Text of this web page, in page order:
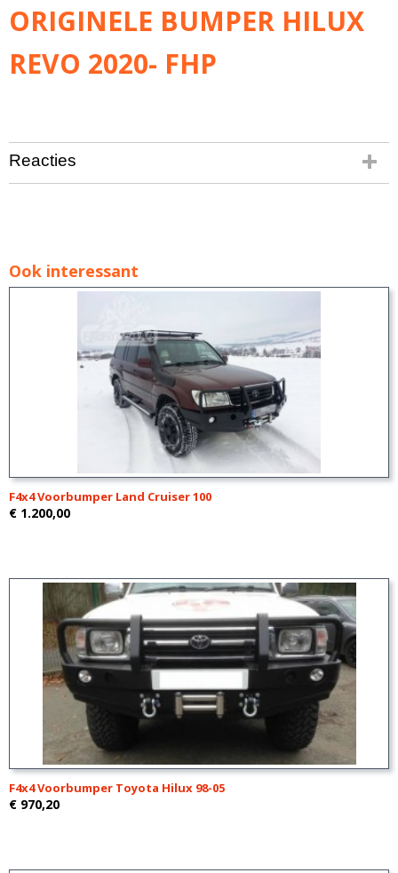
ORIGINELE BUMPER HILUX
REVO 2020- FHP
Reacties
Ook interessant
F4x4 Voorbumper Land Cruiser 100
€ 1.200,00
F4x4 Voorbumper Toyota Hilux 98-05
€ 970,20